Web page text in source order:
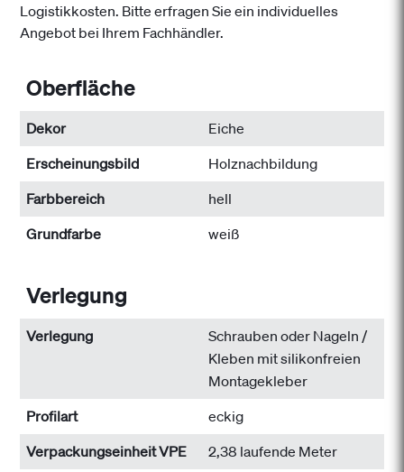
Logistikkosten. Bitte erfragen Sie ein individuelles
Angebot bei Ihrem Fachhändler.
Oberfläche
Dekor
Eiche
Erscheinungsbild
Holznachbildung
Farbbereich
hell
Grundfarbe
weiß
Verlegung
Verlegung
Schrauben oder Nageln /
Kleben mit silikonfreien
Montagekleber
Profilart
eckig
Verpackungseinheit VPE
2,38 laufende Meter